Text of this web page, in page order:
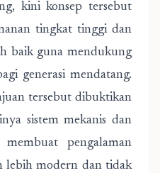
kini konsep tersebut
tingkat tinggi dan
baik guna mendukung
generasi mendatang.
tersebut dibuktikan
sistem mekanis dan
pengalaman
lebih modern dan tidak